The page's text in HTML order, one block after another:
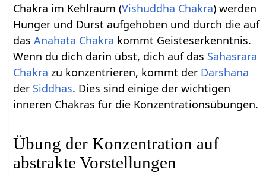
Chakra im Kehlraum (Vishuddha Chakra) werden
Hunger und Durst aufgehoben und durch die auf
dasAnahata Chakra kommt Geisteserkenntnis.
Wenn du dich darin übst, dich auf das Sahasrara
Chakra zu konzentrieren, kommt der Darshana
der Siddhas. Dies sind einige der wichtigen
inneren Chakras für die Konzentrationsübungen.
Übung der Konzentration auf
abstrakte Vorstellungen